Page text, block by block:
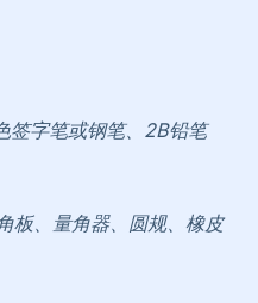
签字笔或钢笔、2B铅笔
板、量角器、圆规、橡皮